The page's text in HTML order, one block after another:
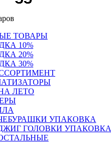
ТОВАРЫ
10%
20%
30%
ЛЕТО
УПАКОВКА
ГОЛОВКИ УПАКОВКА